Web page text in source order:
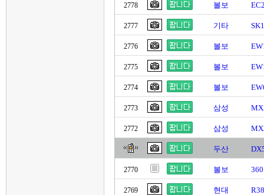
2778 볼보
2777 기타
2776 볼보
2775 볼보
2774 볼보
2773 삼성
2772 삼성
두산
2770 볼보
2769 현대